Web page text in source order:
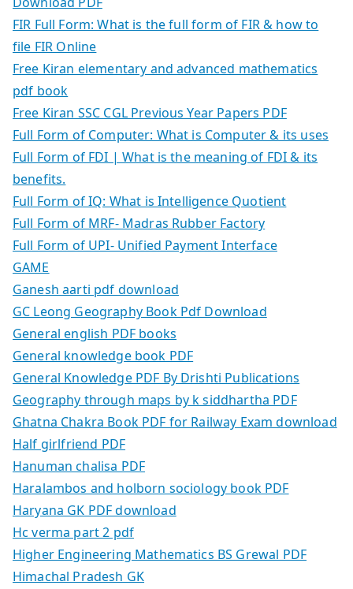
FIR Full Form: What is the full form of FIR & how to
file FIR Online
Free Kiran elementary and advanced mathematics
pdf book
Free Kiran SSC CGL Previous Year Papers PDF
Full Form of Computer: What is Computer & its uses
Full Form of FDI | What is the meaning of FDI & its
benefits.
Full Form of IQ: What is Intelligence Quotient
Full Form of MRF- Madras Rubber Factory
Full Form of UPI- Unified Payment Interface
GAME
Ganesh aarti pdf download
GC Leong Geography Book Pdf Download
General english PDF books
General knowledge book PDF
General Knowledge PDF By Drishti Publications
Geography through maps by k siddhartha PDF
Ghatna Chakra Book PDF for Railway Exam download
Half girlfriend PDF
Hanuman chalisa PDF
Haralambos and holborn sociology book PDF
Haryana GK PDF download
Hc verma part 2 pdf
Higher Engineering Mathematics BS Grewal PDF
Himachal Pradesh GK